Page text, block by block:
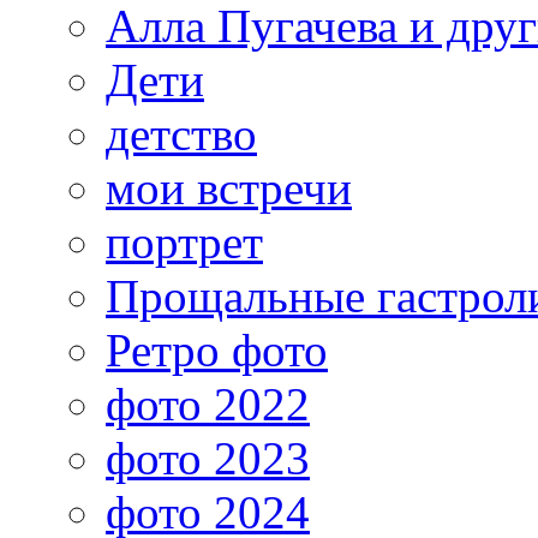
Алла Пугачева и
Дети
детство
мои встречи
портрет
Прощальные
Ретро фото
фото 2022
фото 2023
фото 2024